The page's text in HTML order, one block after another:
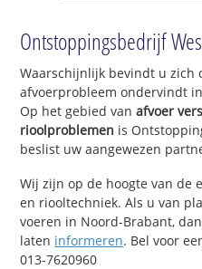
Ontstoppingsbedrijf
Waarschijnlijk bevindt u zich
afvoerprobleem ondervindt
Op het gebied vanafvoer
rioolproblemen is
beslist uw aangewezen
Wij zijn op de hoogte van de
en riooltechniek. Als u van
voeren in Noord-Brabant,
laten informeren. Bel voor
013-7620960